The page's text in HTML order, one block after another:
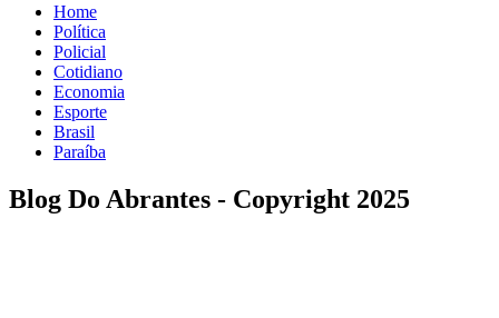
Home
Política
Policial
Cotidiano
Economia
Esporte
Brasil
Paraíba
Blog Do Abrantes - Copyright 2025